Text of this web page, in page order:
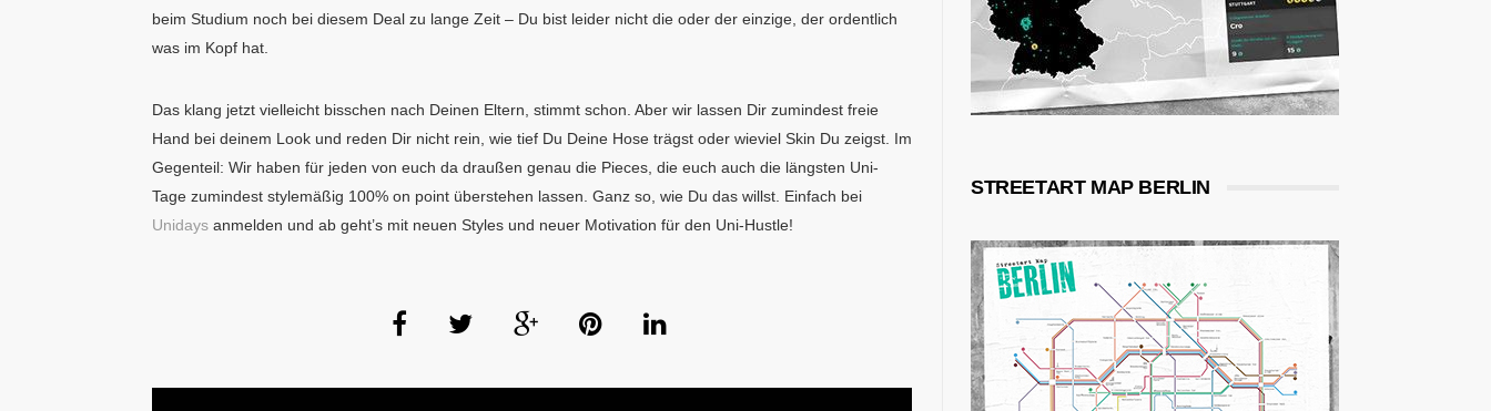
beim Studium noch bei diesem Deal zu lange Zeit – Du bist leider nicht die oder der einzige, der ordentlich
was im Kopf hat.
Das klang jetzt vielleicht bisschen nach Deinen Eltern, stimmt schon. Aber wir lassen Dir zumindest freie
Hand bei deinem Look und reden Dir nicht rein, wie tief Du Deine Hose trägst oder wieviel Skin Du zeigst. Im
Gegenteil: Wir haben für jeden von euch da draußen genau die Pieces, die euch auch die längsten Uni-
Tage zumindest stylemäßig 100% on point überstehen lassen. Ganz so, wie Du das willst. Einfach bei
Unidays anmelden und ab geht’s mit neuen Styles und neuer Motivation für den Uni-Hustle!
STREETART MAP BERLIN